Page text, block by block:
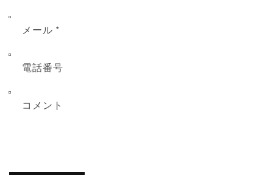
メール *
電話番号
コメント